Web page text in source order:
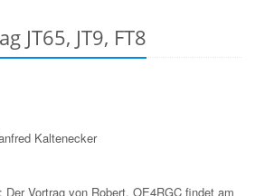
JT65, JT9, FT8
Kaltenecker
Vortrag von Robert, OE4RGC findet am